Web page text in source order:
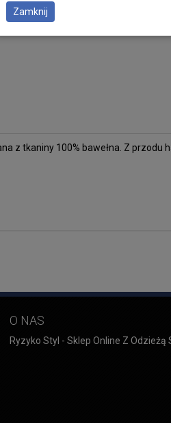
Zamknij
z tkaniny 100% bawełna. Z przodu
O NAS
Ryzyko Styl - Sklep Online Z Odzieżą